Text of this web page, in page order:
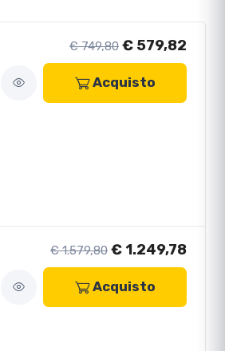
€ 749,80 € 579,82
Acquisto
€ 1.579,80 € 1.249,78
Acquisto